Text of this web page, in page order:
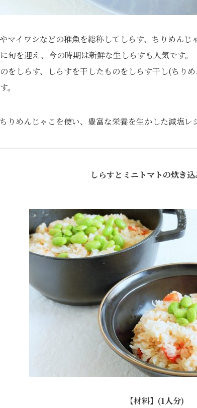
マイワシなどの稚魚を総称してしらす、ちりめんじ
旬を迎え、今の時期は新鮮な生しらすも人気です。
をしらす、しらすを干したものをしらす干し(ちり
。
りめんじゃこを使い、豊富な栄養を生かした減塩レ
しらすとミニトマトの炊き
【材料】(1人分)